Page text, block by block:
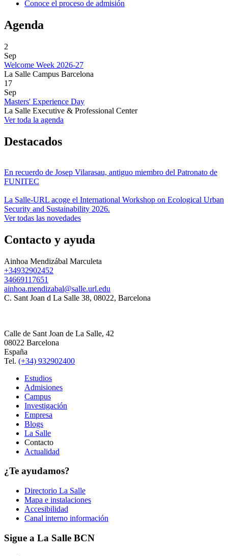
Conoce el proceso de admisión
Agenda
2
Sep
Welcome Week 2026-27
La Salle Campus Barcelona
17
Sep
Masters' Experience Day
La Salle Executive & Professional Center
Ver toda la agenda
Destacados
En recuerdo de Josep Vilarasau, antiguo miembro del Patronato de
FUNITEC
La Salle-URL acoge el International Workshop on Ecological Urban
Security and Sustainability 2026.
Ver todas las novedades
Contacto y ayuda
Ainhoa Mendizábal Marculeta
+34932902452
34669117651
ainhoa.mendizabal@salle.url.edu
C. Sant Joan d La Salle 38, 08022, Barcelona
Calle de Sant Joan de La Salle, 42
08022 Barcelona
España
Tel. (+34) 932902400
Estudios
Admisiones
Campus
Investigación
Empresa
Blogs
La Salle
Contacto
Actualidad
¿Te ayudamos?
Directorio La Salle
Mapa e instalaciones
Accesibilidad
Canal interno información
Sigue a La Salle BCN